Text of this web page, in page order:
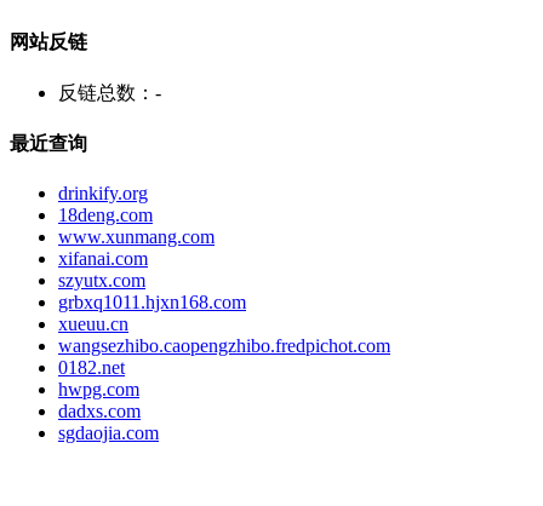
网站反链
反链总数： -
最近查询
drinkify.org
18deng.com
www.xunmang.com
xifanai.com
szyutx.com
grbxq1011.hjxn168.com
xueuu.cn
wangsezhibo.caopengzhibo.fredpichot.com
0182.net
hwpg.com
dadxs.com
sgdaojia.com